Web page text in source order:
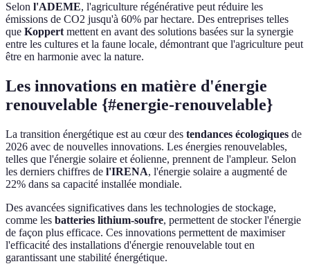
Selon l'ADEME, l'agriculture régénérative peut réduire les
émissions de CO2 jusqu'à 60% par hectare. Des entreprises telles
que Koppert mettent en avant des solutions basées sur la synergie
entre les cultures et la faune locale, démontrant que l'agriculture peut
être en harmonie avec la nature.
Les innovations en matière d'énergie
renouvelable {#energie-renouvelable}
La transition énergétique est au cœur des tendances écologiques de
2026 avec de nouvelles innovations. Les énergies renouvelables,
telles que l'énergie solaire et éolienne, prennent de l'ampleur. Selon
les derniers chiffres de l'IRENA, l'énergie solaire a augmenté de
22% dans sa capacité installée mondiale.
Des avancées significatives dans les technologies de stockage,
comme les batteries lithium-soufre, permettent de stocker l'énergie
de façon plus efficace. Ces innovations permettent de maximiser
l'efficacité des installations d'énergie renouvelable tout en
garantissant une stabilité énergétique.